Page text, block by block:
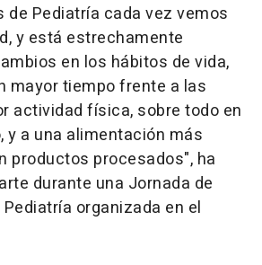
de Pediatría cada vez vemos
y está estrechamente
en los hábitos de vida,
mayor tiempo frente a las
actividad física, sobre todo en
y a una alimentación más
productos procesados", ha
durante una Jornada de
organizada en el